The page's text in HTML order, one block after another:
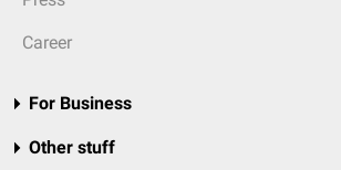
Career
For Business
Other stuff